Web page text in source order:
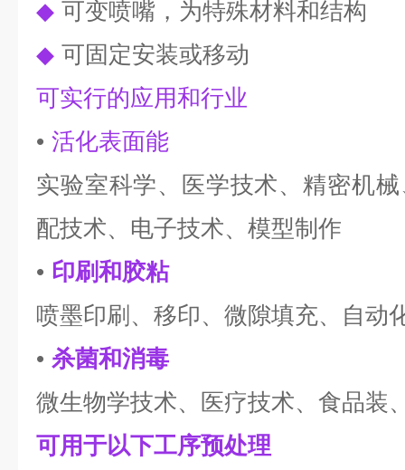
◆ 可变喷嘴，为特殊材料和结构
◆ 可固定安装或移动
可实行的应用和行业
• 活化表面能
实验室科学、医学技术、精密机
配技术、电子技术、模型制作
• 印刷和胶粘
喷墨印刷、移印、微隙填充、自动
• 杀菌和消毒
微生物学技术、医疗技术、食品装
可用于以下工序预处理